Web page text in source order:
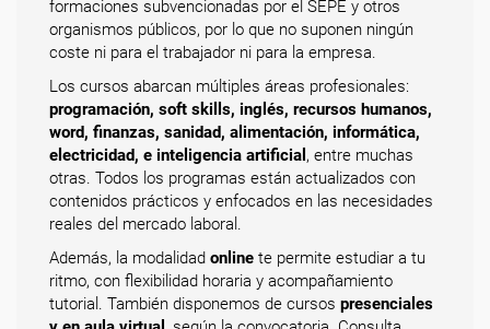
formaciones subvencionadas por el SEPE y otros
organismos públicos, por lo que no suponen ningún
coste ni para el trabajador ni para la empresa.
Los cursos abarcan múltiples áreas profesionales:
programación, soft skills, inglés, recursos humanos,
word, finanzas, sanidad, alimentación, informática,
electricidad, e inteligencia artificial , entre muchas
otras. Todos los programas están actualizados con
contenidos prácticos y enfocados en las necesidades
reales del mercado laboral.
Además, la modalidad online te permite estudiar a tu
ritmo, con flexibilidad horaria y acompañamiento
tutorial. También disponemos de cursos presenciales